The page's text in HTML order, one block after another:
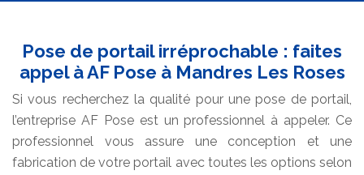
Pose de portail irréprochable : faites
appel à AF Pose à Mandres Les Roses
Si vous recherchez la qualité pour une pose de portail,
l’entreprise AF Pose est un professionnel à appeler. Ce
professionnel vous assure une conception et une
fabrication de votre portail avec toutes les options selon